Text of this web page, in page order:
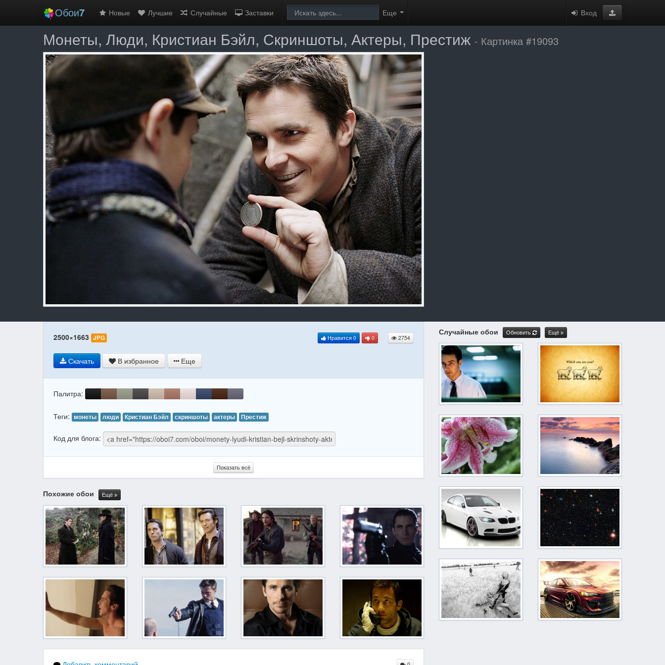
Обои7 Новые Лучшие Случайные Заставки Еще Вход
Монеты, Люди, Кристиан Бэйл, Скриншоты, Актеры, Престиж - Картинка #19093
2500×1663 JPG Нравится 0 0 2754
Скачать В избранное Еще
Палитра:
Теги: монеты люди Кристиан Бэйл скриншоты актеры Престиж
Код для блога:
Показать всё
Похожие обои Ещё
Случайные обои Обновить Ещё